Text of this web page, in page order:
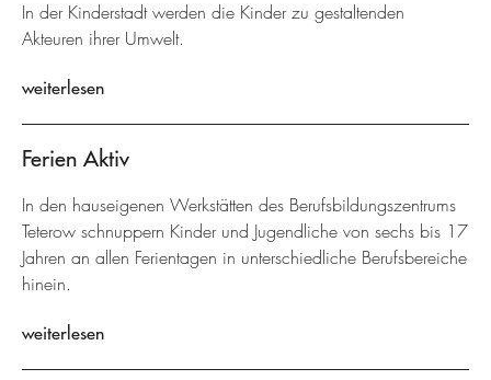
In der Kinderstadt werden die Kinder zu gestaltenden
Akteuren ihrer Umwelt.
weiterlesen
Ferien Aktiv
In den hauseigenen Werkstätten des Berufsbildungszentrums
Teterow schnuppern Kinder und Jugendliche von sechs bis 17
Jahren an allen Ferientagen in unterschiedliche Berufsbereiche
hinein.
weiterlesen